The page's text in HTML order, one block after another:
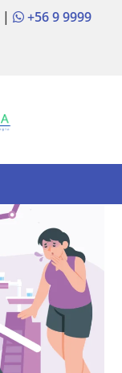
|
+56 9 9999